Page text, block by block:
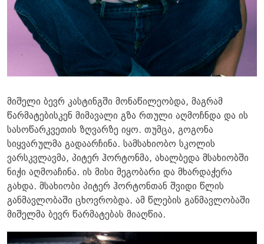
მიშელი ბევრ კასტინგში მონაწილეობდა, მაგრამ
წარმატებისკენ მიმავალი გზა რთული აღმოჩნდა და ის
სასოწარკვეთის ზღვარზე იყო. თუმცა, გოგონა
სიყვარულმა გადაარჩინა. სამსახიობო სკოლის
ვარსკვლავმა, პიტერ ჰორტონმა, ახალბედა მსახიობში
ნიჭი აღმოაჩინა. ის მისი მეგობარი და მხარდაჭერა
გახდა. მსახიობი პიტერ ჰორტონთან შვიდი წლის
განმავლობაში ცხოვრობდა. ამ წლების განმავლობაში
მიშელმა ბევრ წარმატებას მიაღწია.